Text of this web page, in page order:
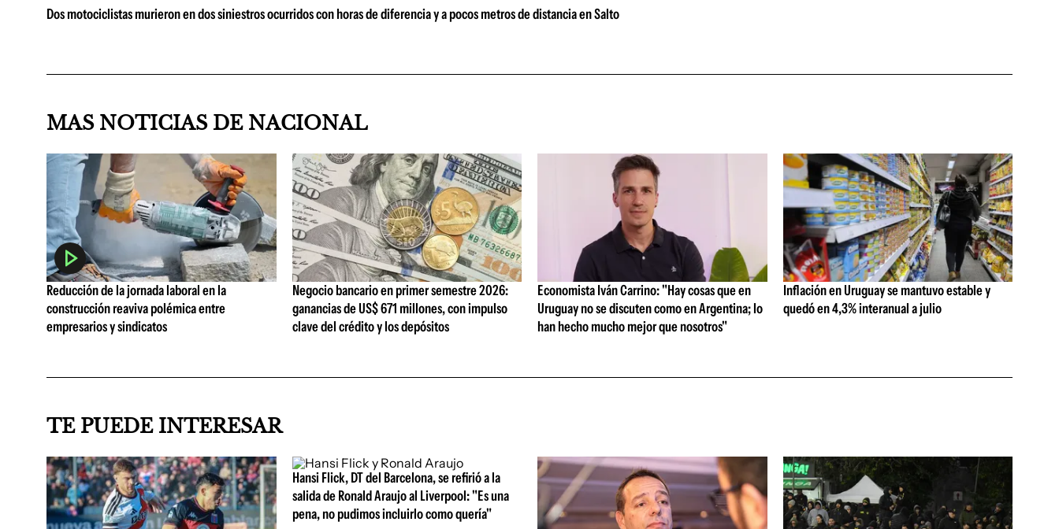
Dos motociclistas murieron en dos siniestros ocurridos con horas de diferencia y a pocos metros de distancia en Salto
MAS NOTICIAS DE NACIONAL
Reducción de la jornada laboral en la
construcción reaviva polémica entre
empresarios y sindicatos
Negocio bancario en primer semestre 2026:
ganancias de US$ 671 millones, con impulso
clave del crédito y los depósitos
Economista Iván Carrino: "Hay cosas que en
Uruguay no se discuten como en Argentina; lo
han hecho mucho mejor que nosotros"
Inflación en Uruguay se mantuvo estable y
quedó en 4,3% interanual a julio
TE PUEDE INTERESAR
Hansi Flick, DT del Barcelona, se refirió a la
salida de Ronald Araujo al Liverpool: "Es una
pena, no pudimos incluirlo como quería"